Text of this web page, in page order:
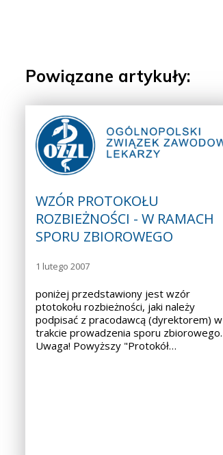
Powiązane artykuły:
WZÓR PROTOKOŁU
ROZBIEŻNOŚCI - W RAMACH
SPORU ZBIOROWEGO
1 lutego 2007
poniżej przedstawiony jest wzór
ptotokołu rozbieżności, jaki należy
podpisać z pracodawcą (dyrektorem) w
trakcie prowadzenia sporu zbiorowego.
Uwaga! Powyższy "Protokół…